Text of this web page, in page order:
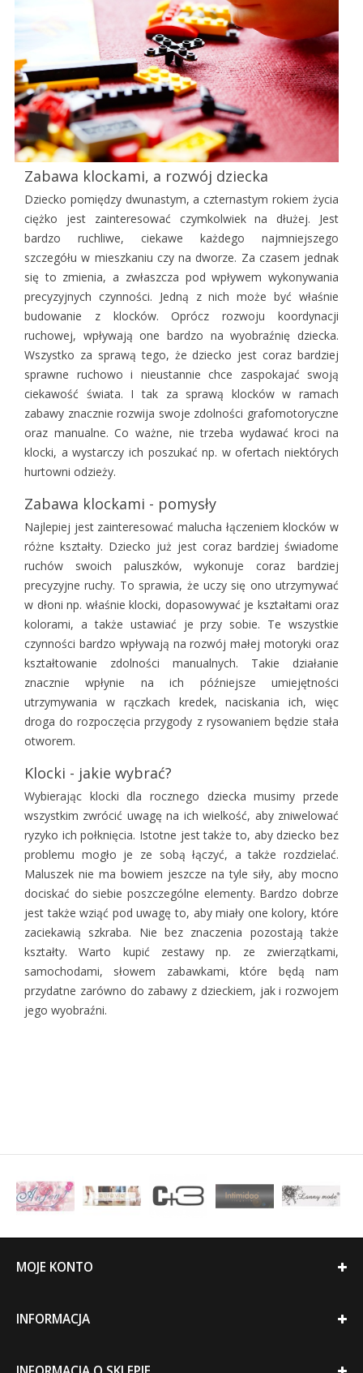
Zabawa klockami, a rozwój dziecka
Dziecko pomiędzy dwunastym, a czternastym rokiem życia
ciężko jest zainteresować czymkolwiek na dłużej. Jest
bardzo ruchliwe, ciekawe każdego najmniejszego
szczegółu w mieszkaniu czy na dworze. Za czasem jednak
się to zmienia, a zwłaszcza pod wpływem wykonywania
precyzyjnych czynności. Jedną z nich może być właśnie
budowanie z klocków. Oprócz rozwoju koordynacji
ruchowej, wpływają one bardzo na wyobraźnię dziecka.
Wszystko za sprawą tego, że dziecko jest coraz bardziej
sprawne ruchowo i nieustannie chce zaspokajać swoją
ciekawość świata. I tak za sprawą klocków w ramach
zabawy znacznie rozwija swoje zdolności grafomotoryczne
oraz manualne. Co ważne, nie trzeba wydawać kroci na
klocki, a wystarczy ich poszukać np. w ofertach niektórych
hurtowni odzieży.
Zabawa klockami - pomysły
Najlepiej jest zainteresować malucha łączeniem klocków w
różne kształty. Dziecko już jest coraz bardziej świadome
ruchów swoich paluszków, wykonuje coraz bardziej
precyzyjne ruchy. To sprawia, że uczy się ono utrzymywać
w dłoni np. właśnie klocki, dopasowywać je kształtami oraz
kolorami, a także ustawiać je przy sobie. Te wszystkie
czynności bardzo wpływają na rozwój małej motoryki oraz
kształtowanie zdolności manualnych. Takie działanie
znacznie wpłynie na ich późniejsze umiejętności
utrzymywania w rączkach kredek, naciskania ich, więc
droga do rozpoczęcia przygody z rysowaniem będzie stała
otworem.
Klocki - jakie wybrać?
Wybierając klocki dla rocznego dziecka musimy przede
wszystkim zwrócić uwagę na ich wielkość, aby zniwelować
ryzyko ich połknięcia. Istotne jest także to, aby dziecko bez
problemu mogło je ze sobą łączyć, a także rozdzielać.
Maluszek nie ma bowiem jeszcze na tyle siły, aby mocno
dociskać do siebie poszczególne elementy. Bardzo dobrze
jest także wziąć pod uwagę to, aby miały one kolory, które
zaciekawią szkraba. Nie bez znaczenia pozostają także
kształty. Warto kupić zestawy np. ze zwierzątkami,
samochodami, słowem zabawkami, które będą nam
przydatne zarówno do zabawy z dzieckiem, jak i rozwojem
jego wyobraźni.
MOJE KONTO
INFORMACJA